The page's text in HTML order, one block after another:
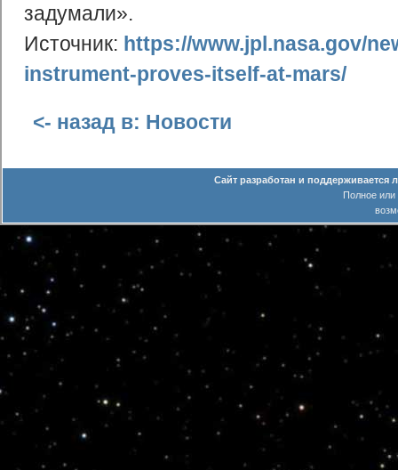
задумали».
Источник: https://www.jpl.nasa.gov/
instrument-proves-itself-at-mars/
<- назад в: Новости
Сайт разработан и поддерживается
Полное или